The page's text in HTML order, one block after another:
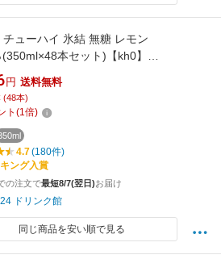
チューハイ 氷結 無糖 レモン
本セット)【kh0】
】【氷結】[レモンサワー]
円 送料無料
(48本)
ト (1倍)
4.7(180件)
ング入賞
の注文で最短8/7(翌日)お届け
ドリンク館
同じ商品を安い順で見る